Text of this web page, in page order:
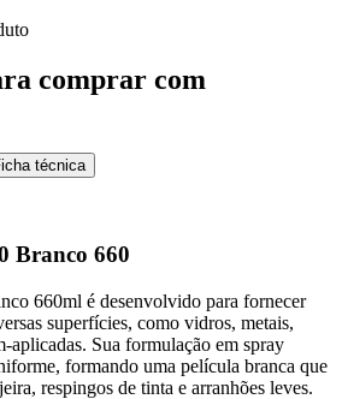
comprar com
técnica
Branco 660
660ml é desenvolvido para fornecer
superfícies, como vidros, metais,
aplicadas. Sua formulação em spray
formando uma película branca que
respingos de tinta e arranhões leves.